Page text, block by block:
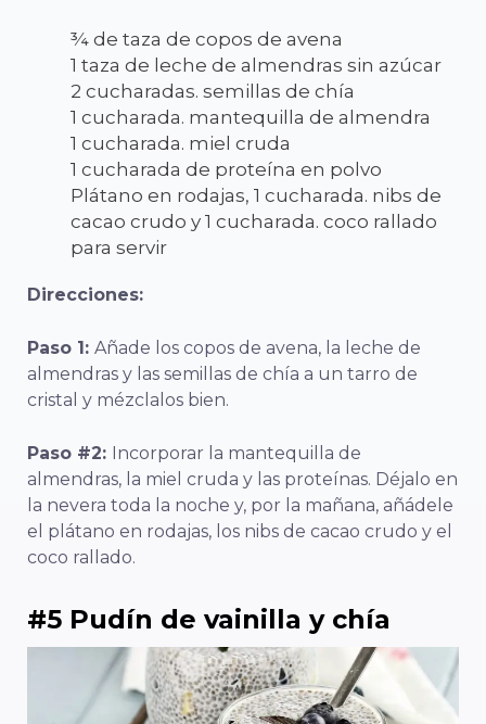
¾ de taza de copos de avena
1 taza de leche de almendras sin azúcar
2 cucharadas. semillas de chía
1 cucharada. mantequilla de almendra
1 cucharada. miel cruda
1 cucharada de proteína en polvo
Plátano en rodajas, 1 cucharada. nibs de
cacao crudo y 1 cucharada. coco rallado
para servir
Direcciones:
Paso 1: Añade los copos de avena, la leche de
almendras y las semillas de chía a un tarro de
cristal y mézclalos bien.
Paso #2: Incorporar la mantequilla de
almendras, la miel cruda y las proteínas. Déjalo en
la nevera toda la noche y, por la mañana, añádele
el plátano en rodajas, los nibs de cacao crudo y el
coco rallado.
#5 Pudín de vainilla y chía